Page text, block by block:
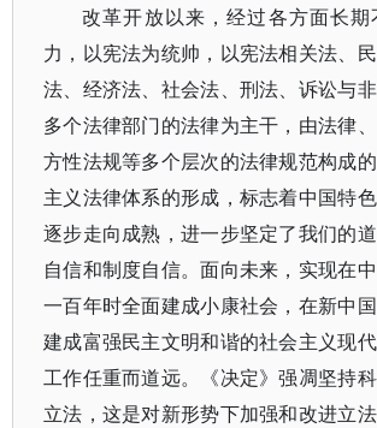
改革开放以来，经过各方面长期
力，以宪法为统帅，以宪法相关法、
法、经济法、社会法、刑法、诉讼与
多个法律部门的法律为主干，由法律
方性法规等多个层次的法律规范构成
主义法律体系的形成，标志着中国特
逐步走向成熟，进一步坚定了我们的
自信和制度自信。面向未来，实现在
一百年时全面建成小康社会，在新中
建成富强民主文明和谐的社会主义现
工作任重而道远。《决定》强凋坚持
立法，这是对新形势下加强和改进立